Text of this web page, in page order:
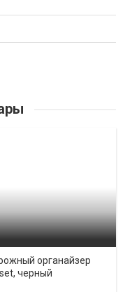
органайзер
черный